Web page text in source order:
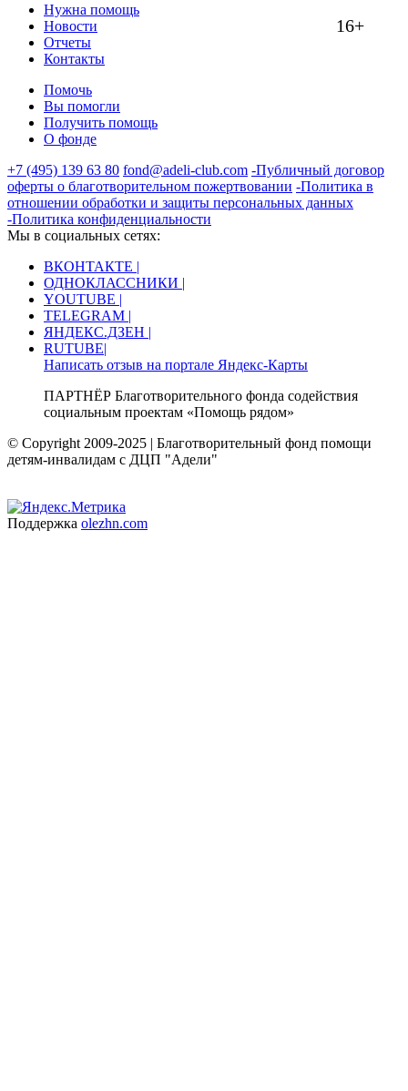
16+
Нужна помощь
Новости
Отчеты
Контакты
Помочь
Вы помогли
Получить помощь
О фонде
+7 (495) 139 63 80 fond@adeli-club.com -Публичный договор
оферты о благотворительном пожертвовании -Политика в
отношении обработки и защиты персональных данных
-Политика конфиденциальности
Мы в социальных сетях:
ВКОНТАКТЕ |
ОДНОКЛАССНИКИ |
YOUTUBE |
TELEGRAM |
ЯНДЕКС.ДЗЕН |
RUTUBE|
Написать отзыв на портале Яндекс-Карты
ПАРТНЁР Благотворительного фонда содействия
социальным проектам «Помощь рядом»
© Copyright 2009-2025 | Благотворительный фонд помощи
детям-инвалидам с ДЦП "Адели"
Поддержка olezhn.com